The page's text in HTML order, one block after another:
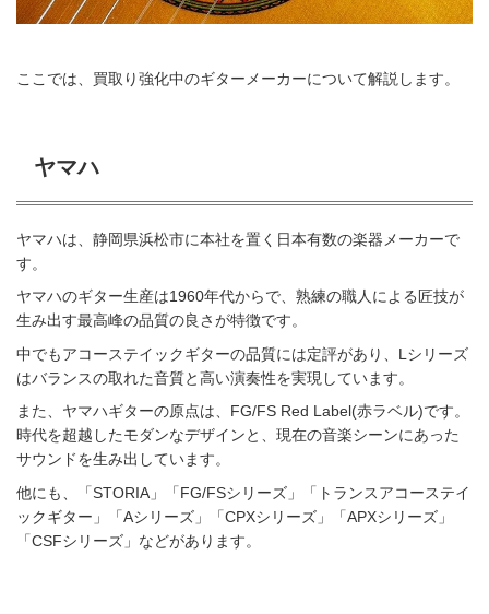
ここでは、買取り強化中のギターメーカーについて解説します。
ヤマハ
ヤマハは、静岡県浜松市に本社を置く日本有数の楽器メーカーで
す。
ヤマハのギター生産は1960年代からで、熟練の職人による匠技が
生み出す最高峰の品質の良さが特徴です。
中でもアコーステイックギターの品質には定評があり、Lシリーズ
はバランスの取れた音質と高い演奏性を実現しています。
また、ヤマハギターの原点は、FG/FS Red Label(赤ラベル)です。
時代を超越したモダンなデザインと、現在の音楽シーンにあった
サウンドを生み出しています。
他にも、「STORIA」「FG/FSシリーズ」「トランスアコーステイ
ックギター」「Aシリーズ」「CPXシリーズ」「APXシリーズ」
「CSFシリーズ」などがあります。